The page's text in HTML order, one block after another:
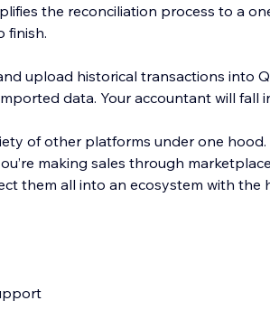
the reconciliation process to a one-click
finish.
upload historical transactions into
data. Your accountant will fall
of other platforms under one
making sales through
them all into an ecosystem with the